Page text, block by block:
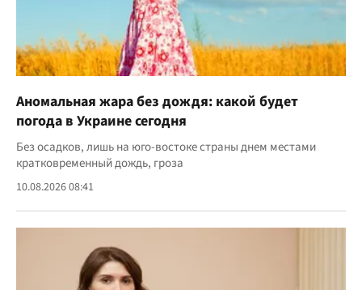
Аномальная жара без дождя: какой будет
погода в Украине сегодня
Без осадков, лишь на юго-востоке страны днем местами
кратковременный дождь, гроза
10.08.2026 08:41